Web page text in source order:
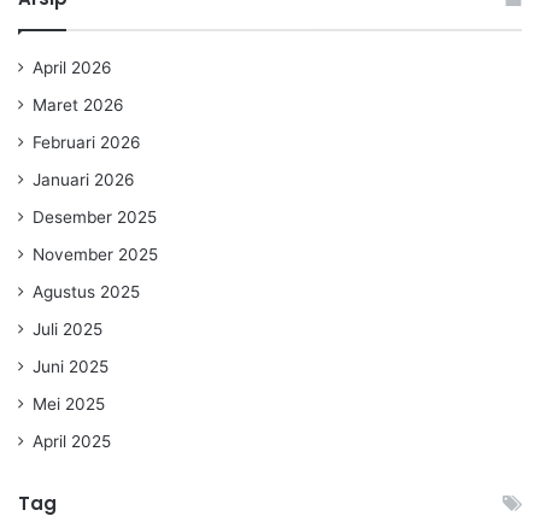
April 2026
Maret 2026
Februari 2026
Januari 2026
Desember 2025
November 2025
Agustus 2025
Juli 2025
Juni 2025
Mei 2025
April 2025
Tag